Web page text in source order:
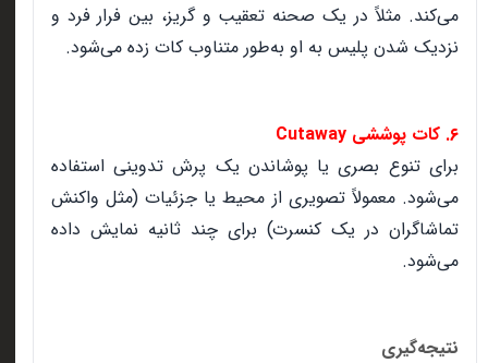
می‌کند. مثلاً در یک صحنه تعقیب و گریز، بین فرار فرد و
نزدیک شدن پلیس به او به‌طور متناوب کات زده می‌شود.
۶. کات پوششی Cutaway
برای تنوع بصری یا پوشاندن یک پرش تدوینی استفاده
می‌شود. معمولاً تصویری از محیط یا جزئیات (مثل واکنش
تماشاگران در یک کنسرت) برای چند ثانیه نمایش داده
می‌شود.
نتیجه‌گیری